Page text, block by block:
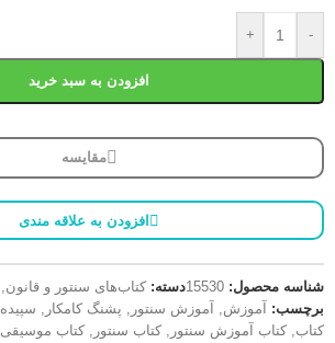
-
+
افزودن به سبد خرید
مقایسه
افزودن به علاقه مندی
شناسه محصول: 15530دسته: کتاب‌های سنتور و قانون,
برچسب:
آموزش, آموزش سنتور , پشنگ کامکار , سپیده
کتاب, کتاب آموزش سنتور , کتاب سنتور , کتاب موسیقی